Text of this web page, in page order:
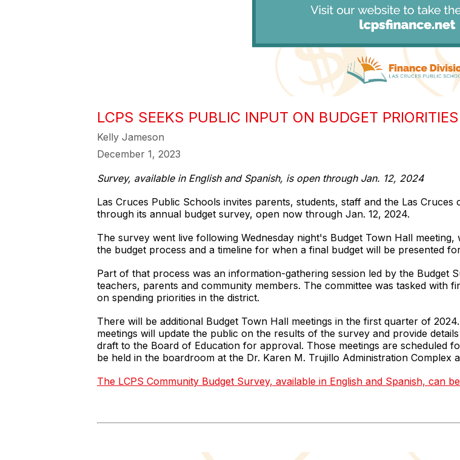
LCPS SEEKS PUBLIC INPUT ON BUDGET PRIORITIES
Kelly Jameson
December 1, 2023
Survey, available in English and Spanish, is open through Jan. 12, 2024
Las Cruces Public Schools invites parents, students, staff and the Las
through its annual budget survey, open now through Jan. 12, 2024.
The survey went live following Wednesday night's Budget Town Hall
the budget process and a timeline for when a final budget will be presented
Part of that process was an information-gathering session led by the Budget
teachers, parents and community members. The committee was tasked with
on spending priorities in the district.
There will be additional Budget Town Hall meetings in the first quarter of
meetings will update the public on the results of the survey and provide
draft to the Board of Education for approval. Those meetings are scheduled
be held in the boardroom at the Dr. Karen M. Trujillo Administration Complex
The LCPS Community Budget Survey, available in English and Spanish, can